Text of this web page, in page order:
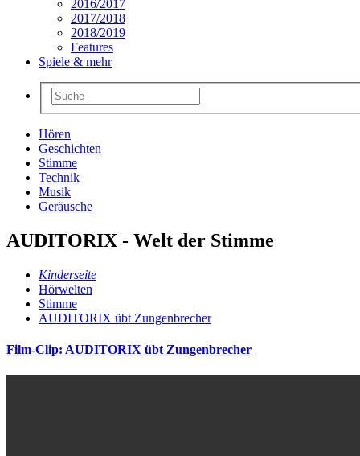
2016/2017
2017/2018
2018/2019
Features
Spiele & mehr
Hören
Geschichten
Stimme
Technik
Musik
Geräusche
AUDITORIX - Welt der Stimme
Kinderseite
Hörwelten
Stimme
AUDITORIX übt Zungenbrecher
Film-Clip: AUDITORIX übt Zungenbrecher